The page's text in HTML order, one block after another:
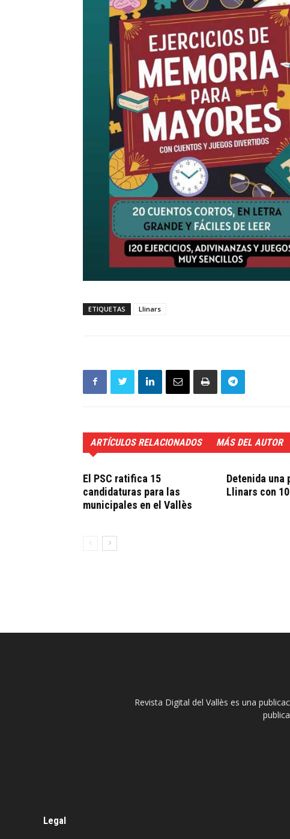
ETIQUETAS Llinars
ARTÍCULOS RELACIONADOS MÁS DEL AUTOR
El PSC ratifica 15
candidaturas para las
municipales en el Vallès
Detenida una
Llinars con
Revista Digital del Vallès es una
Legal